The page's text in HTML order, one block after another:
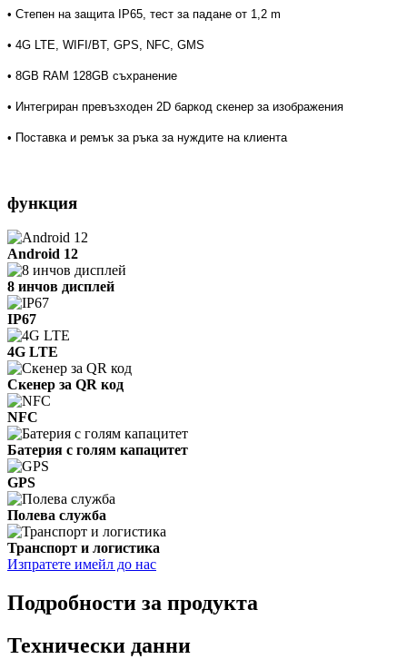
• Степен на защита IP65, тест за падане от 1,2 m
• 4G LTE, WIFI/BT, GPS, NFC, GMS
• 8GB RAM 128GB съхранение
• Интегриран превъзходен 2D баркод скенер за изображения
• Поставка и ремък за ръка за нуждите на клиента
функция
Android 12
8 инчов дисплей
IP67
4G LTE
Скенер за QR код
NFC
Батерия с голям капацитет
GPS
Полева служба
Транспорт и логистика
Изпратете имейл до нас
Подробности за продукта
Технически данни